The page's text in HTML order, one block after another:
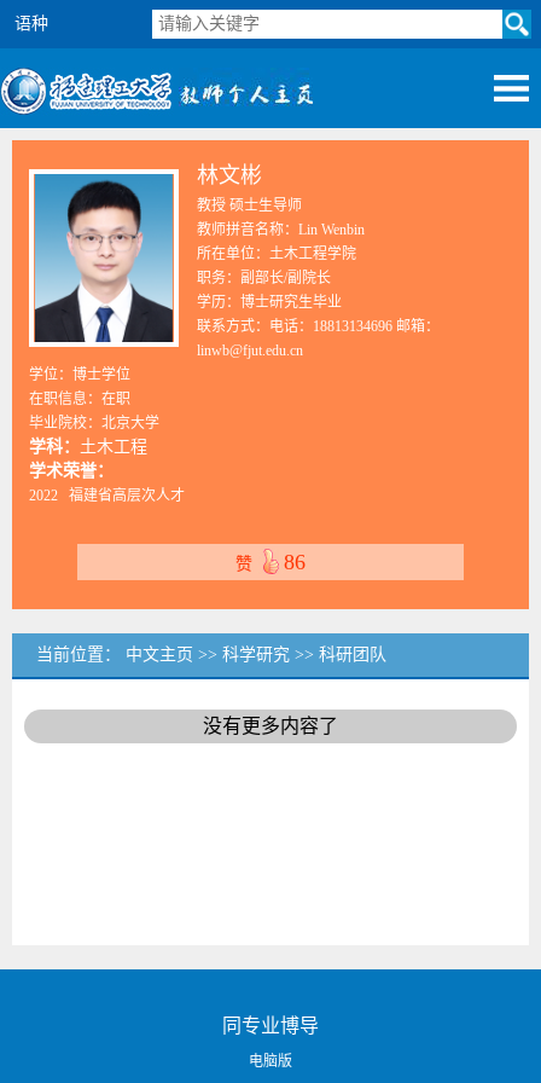
语种
林文彬
教授 硕士生导师
教师拼音名称：Lin Wenbin
所在单位：土木工程学院
职务：副部长/副院长
学历：博士研究生毕业
联系方式：电话：18813134696 邮箱：
linwb@fjut.edu.cn
学位：博士学位
在职信息：在职
毕业院校：北京大学
学科： 土木工程
学术荣誉：
2022 福建省高层次人才
赞 86
当前位置： 中文主页 >> 科学研究 >> 科研团队
没有更多内容了
同专业博导
电脑版